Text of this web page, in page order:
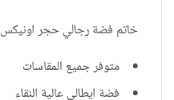
خاتم فضة رجالي حجر اونيكس
متوفر جميع المقاسات
فضة ايطالي عالية النقاء